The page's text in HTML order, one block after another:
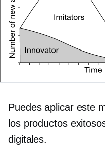
Puedes aplicar este
los productos
digitales.